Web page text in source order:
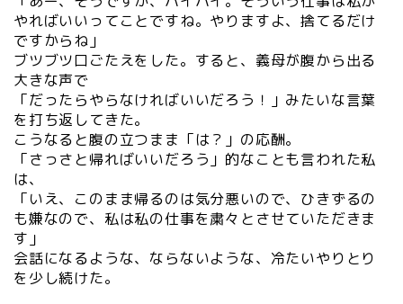
やればいいってことですね。やりますよ、捨てるだけ
ですからね」
ブツブツ口ごたえをした。すると、義母が腹から出る
大きな声で
「だったらやらなければいいだろう！」みたいな言葉
を打ち返してきた。
こうなると腹の立つまま「は？」の応酬。
「さっさと帰ればいいだろう」的なことも言われた私
は、
「いえ、このまま帰るのは気分悪いので、ひきずるの
も嫌なので、私は私の仕事を粛々とさせていただきま
す」
会話になるような、ならないような、冷たいやりとり
を少し続けた。